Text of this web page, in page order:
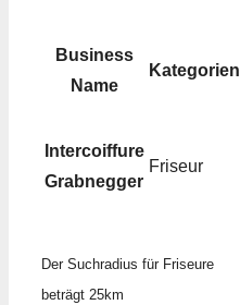
Business
Name
Kategorien
Intercoiffure
Grabnegger
Friseur
Der Suchradius für Friseure
beträgt 25km